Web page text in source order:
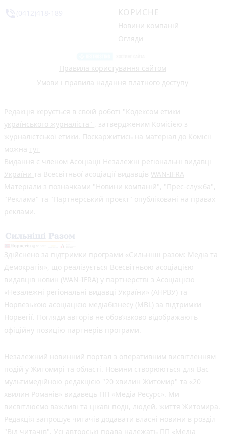
КОРИСНЕ
Новини компаній
Огляди
Правила користування сайтом
Умови і правила надання платного доступу
Редакція керується в своїй роботі "Кодексом етики
українського журналіста"
, затвердженим Комісією з
журналістської етики. Поскаржитись на матеріал до Комісії
можна тут
Видання є членом Асоціації Незалежні регіональні видавці
України та Всесвітньої асоціації видавців WAN-IFRA
Матеріали з позначками "Новини компаній", "Прес-служба",
"Реклама" та "Партнерський проєкт" опубліковані на правах
реклами.
Здійснено за підтримки програми «Сильніші разом: Медіа та
Демократія», що реалізується Всесвітньою асоціацією
видавців новин (WAN-IFRA) у партнерстві з Асоціацією
«Незалежні регіональні видавці України» (АНРВУ) та
Норвезькою асоціацією медіабізнесу (MBL) за підтримки
Норвегії. Погляди авторів не обов’язково відображають
офіційну позицію партнерів програми.
Незалежний новинний портал з оперативним висвітленням
подій у Житомирі та області. Новини створюються для Вас
мультимедійною редакцією "20 хвилин Житомир" та «20
хвилин Романів» видавець ПП «Медіа Ресурс». Ми
висвітлюємо важливі та цікаві події, людей, життя Житомира.
Редакція запрошує читачів додавати власні новини в розділ
"Від читачів". Усі авторські права належать ПП «Медіа